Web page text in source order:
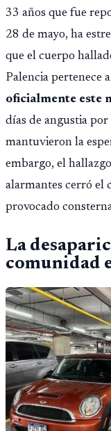
33 años que fue
28 de mayo, ha
que el cuerpo
Palencia pertenece
oficialmente este
días de angustia
mantuvieron la
embargo, el
alarmantes cerró el
provocado
La
comunidad